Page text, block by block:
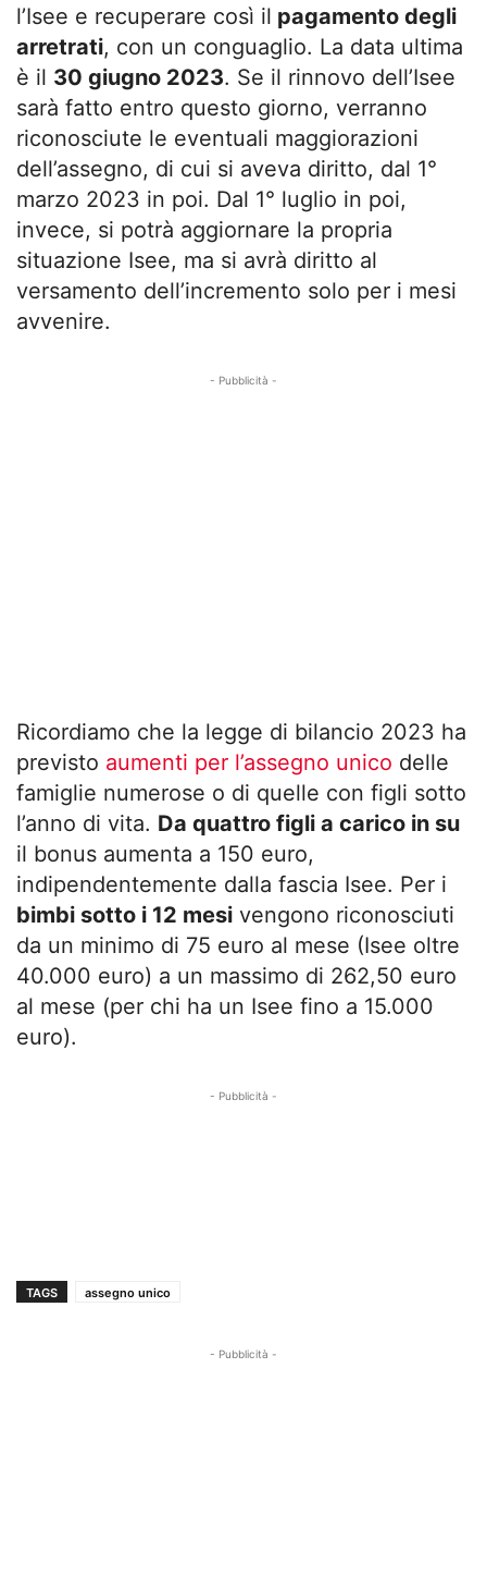
l’Isee e recuperare così il pagamento degli
arretrati, con un conguaglio. La data ultima
è il 30 giugno 2023. Se il rinnovo dell’Isee
sarà fatto entro questo giorno, verranno
riconosciute le eventuali maggiorazioni
dell’assegno, di cui si aveva diritto, dal 1°
marzo 2023 in poi. Dal 1° luglio in poi,
invece, si potrà aggiornare la propria
situazione Isee, ma si avrà diritto al
versamento dell’incremento solo per i mesi
avvenire.
- Pubblicità -
Ricordiamo che la legge di bilancio 2023 ha
previsto aumenti per l’assegno unico delle
famiglie numerose o di quelle con figli sotto
l’anno di vita. Da quattro figli a carico in su
il bonus aumenta a 150 euro,
indipendentemente dalla fascia Isee. Per i
bimbi sotto i 12 mesi vengono riconosciuti
da un minimo di 75 euro al mese (Isee oltre
40.000 euro) a un massimo di 262,50 euro
al mese (per chi ha un Isee fino a 15.000
euro).
- Pubblicità -
TAGS assegno unico
- Pubblicità -